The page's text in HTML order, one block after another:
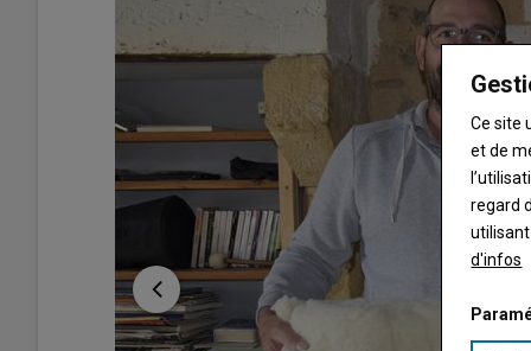
Ce site
et de
regard
d'infos